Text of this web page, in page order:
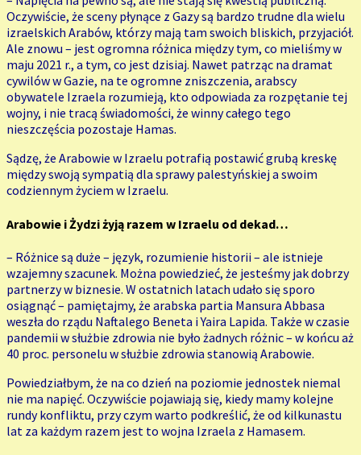
Oczywiście, że sceny płynące z Gazy są bardzo trudne dla wielu
izraelskich Arabów, którzy mają tam swoich bliskich, przyjaciół.
Ale znowu – jest ogromna różnica między tym, co mieliśmy w
maju 2021 r., a tym, co jest dzisiaj. Nawet patrząc na dramat
cywilów w Gazie, na te ogromne zniszczenia, arabscy
obywatele Izraela rozumieją, kto odpowiada za rozpętanie tej
wojny, i nie tracą świadomości, że winny całego tego
nieszczęścia pozostaje Hamas.
Sądzę, że Arabowie w Izraelu potrafią postawić grubą kreskę
między swoją sympatią dla sprawy palestyńskiej a swoim
codziennym życiem w Izraelu.
Arabowie i Żydzi żyją razem w Izraelu od dekad…
– Różnice są duże – język, rozumienie historii – ale istnieje
wzajemny szacunek. Można powiedzieć, że jesteśmy jak dobrzy
partnerzy w biznesie. W ostatnich latach udało się sporo
osiągnąć – pamiętajmy, że arabska partia Mansura Abbasa
weszła do rządu Naftalego Beneta i Yaira Lapida. Także w czasie
pandemii w służbie zdrowia nie było żadnych różnic – w końcu aż
40 proc. personelu w służbie zdrowia stanowią Arabowie.
Powiedziałbym, że na co dzień na poziomie jednostek niemal
nie ma napięć. Oczywiście pojawiają się, kiedy mamy kolejne
rundy konfliktu, przy czym warto podkreślić, że od kilkunastu
lat za każdym razem jest to wojna Izraela z Hamasem.